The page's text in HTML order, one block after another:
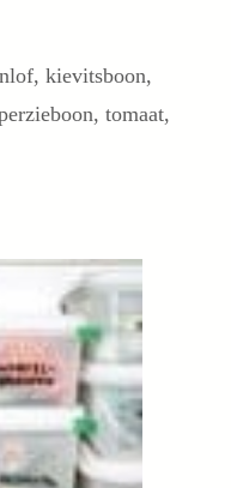
, kievitsboon,
, tomaat,